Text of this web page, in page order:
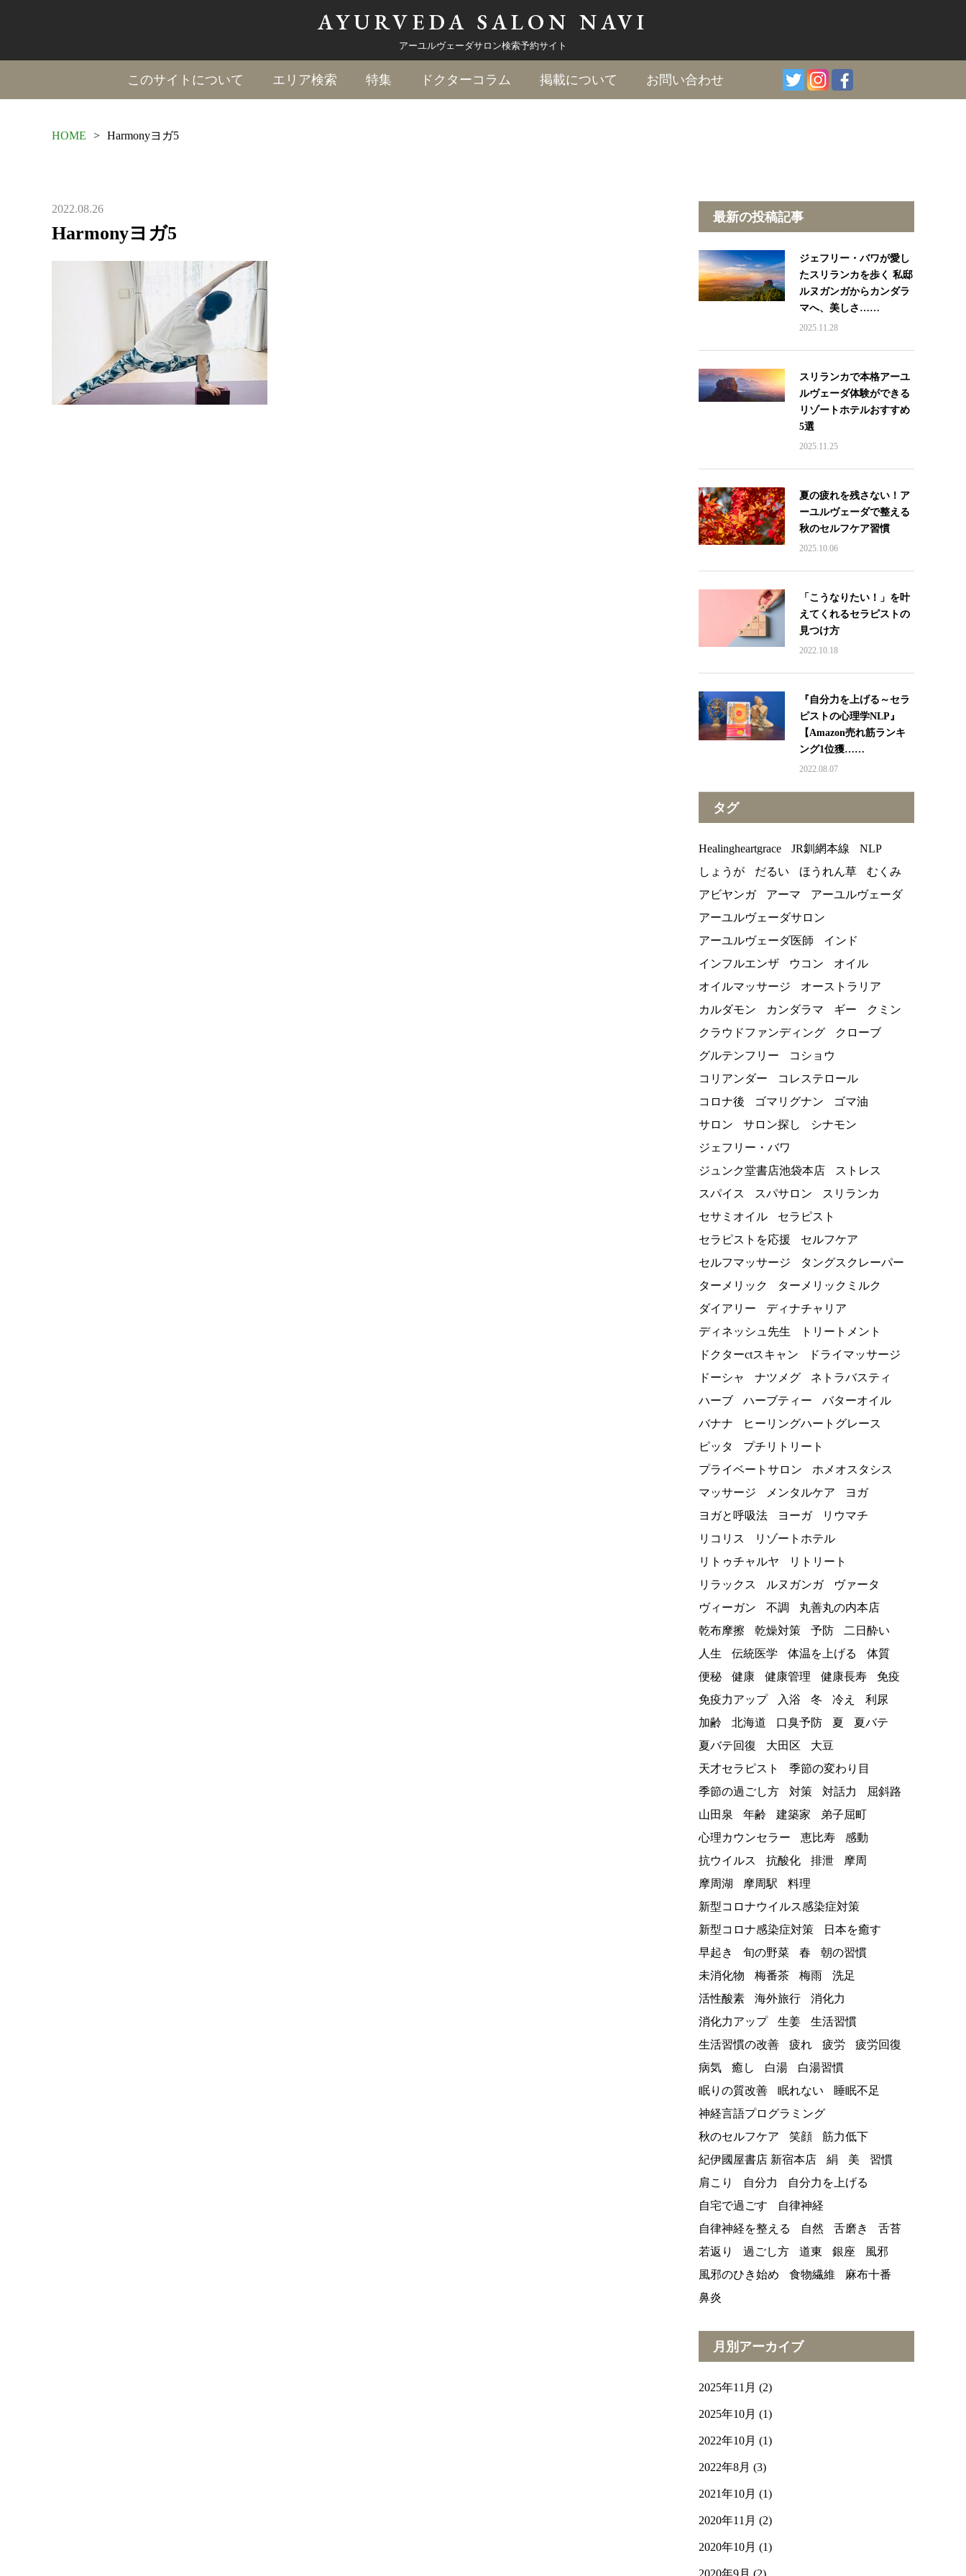
AYURVEDA SALON NAVI
アーユルヴェーダサロン検索予約サイト
このサイトについて エリア検索 特集 ドクターコラム 掲載について お問い合わせ
HOME > Harmonyヨガ5
2022.08.26
Harmonyヨガ5
最新の投稿記事
ジェフリー・バワが愛し
たスリランカを歩く 私邸
ルヌガンガからカンダラ
マへ、美しさ……
2025.11.28
スリランカで本格アーユ
ルヴェーダ体験ができる
リゾートホテルおすすめ
5選
2025.11.25
夏の疲れを残さない！ア
ーユルヴェーダで整える
秋のセルフケア習慣
2025.10.06
「こうなりたい！」を叶
えてくれるセラピストの
見つけ方
2022.10.18
『自分力を上げる～セラ
ピストの心理学NLP』
【Amazon売れ筋ランキ
ング1位獲……
2022.08.07
タグ
Healingheartgrace JR釧網本線
NLP
しょうが
だるい ほうれん草
むくみ
アビヤンガ
アーマ
アーユルヴェーダ
アーユルヴェーダサロン
アーユルヴェーダ医師
インド
インフルエンザ
ウコン
オイル
オイルマッサージ
オーストラリア
カルダモン
カンダラマ ギー
クミン
クラウドファンディング
クローブ
グルテンフリー
コショウ
コリアンダー
コレステロール
コロナ後
ゴマリグナン
ゴマ油
サロン
サロン探し
シナモン
ジェフリー・バワ
ジュンク堂書店池袋本店
ストレス
スパイス
スパサロン
スリランカ
セサミオイル
セラピスト
セラピストを応援
セルフケア
セルフマッサージ
タングスクレーパー
ターメリック
ターメリックミルク
ダイアリー
ディナチャリア
ディネッシュ先生
トリートメント
ドクターctスキャン
ドライマッサージ
ドーシャ
ナツメグ
ネトラバスティ
ハーブ
ハーブティー
バターオイル
バナナ
ヒーリングハートグレース
ピッタ
プチリトリート
プライベートサロン
ホメオスタシス
マッサージ
メンタルケア
ヨガ
ヨガと呼吸法
ヨーガ
リウマチ
リコリス
リゾートホテル
リトゥチャルヤ
リトリート
リラックス
ルヌガンガ
ヴァータ
ヴィーガン
不調
丸善丸の内本店
乾布摩擦
乾燥対策 予防
二日酔い
人生
伝統医学 体温を上げる
体質
便秘
健康 健康管理 健康長寿
免疫
免疫力アップ
入浴 冬 冷え
利尿
加齢
北海道 口臭予防 夏
夏バテ
夏バテ回復
大田区
大豆
天才セラピスト
季節の変わり目
季節の過ごし方
対策 対話力
屈斜路
山田泉
年齢 建築家
弟子屈町
心理カウンセラー
恵比寿
感動
抗ウイルス
抗酸化 排泄
摩周
摩周湖
摩周駅
料理
新型コロナウイルス感染症対策
新型コロナ感染症対策
日本を癒す
早起き
旬の野菜 春
朝の習慣
未消化物
梅番茶 梅雨
洗足
活性酸素
海外旅行
消化力
消化力アップ
生姜
生活習慣
生活習慣の改善
疲れ 疲労
疲労回復
病気
癒し 白湯
白湯習慣
眠りの質改善
眠れない
睡眠不足
神経言語プログラミング
秋のセルフケア
笑顔
筋力低下
紀伊國屋書店 新宿本店
絹 美
習慣
肩こり
自分力
自分力を上げる
自宅で過ごす
自律神経
自律神経を整える
自然 舌磨き
舌苔
若返り
過ごし方 道東 銀座
風邪
風邪のひき始め
食物繊維
麻布十番
鼻炎
月別アーカイブ
2025年11月 (2)
2025年10月 (1)
2022年10月 (1)
2022年8月 (3)
2021年10月 (1)
2020年11月 (2)
2020年10月 (1)
2020年9月 (2)